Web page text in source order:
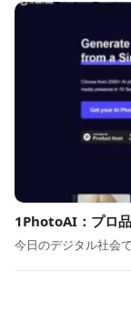
1PhotoAI：プロ
今日のデジタル社会